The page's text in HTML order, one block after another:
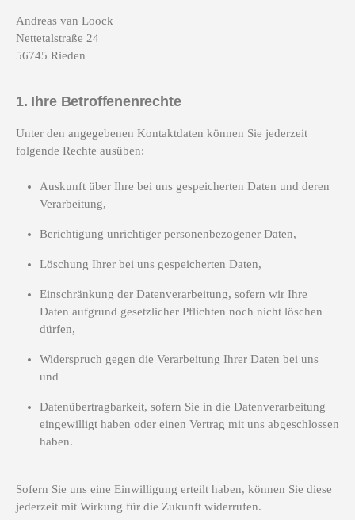
Andreas van Loock
Nettetalstraße 24
56745 Rieden
1. Ihre Betroffenenrechte
Unter den angegebenen Kontaktdaten können Sie jederzeit
folgende Rechte ausüben:
Auskunft über Ihre bei uns gespeicherten Daten und deren
Verarbeitung,
Berichtigung unrichtiger personenbezogener Daten,
Löschung Ihrer bei uns gespeicherten Daten,
Einschränkung der Datenverarbeitung, sofern wir Ihre
Daten aufgrund gesetzlicher Pflichten noch nicht löschen
dürfen,
Widerspruch gegen die Verarbeitung Ihrer Daten bei uns
und
Datenübertragbarkeit, sofern Sie in die Datenverarbeitung
eingewilligt haben oder einen Vertrag mit uns abgeschlossen
haben.
Sofern Sie uns eine Einwilligung erteilt haben, können Sie diese
jederzeit mit Wirkung für die Zukunft widerrufen.